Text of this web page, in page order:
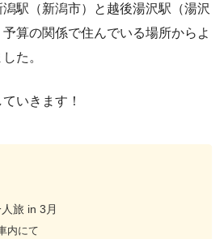
駅（新潟市）と越後湯沢駅（湯沢
算の関係で住んでいる場所からよ
た。
いきます！
旅 in 3月
内にて